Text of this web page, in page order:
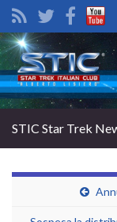
STIC Star Trek